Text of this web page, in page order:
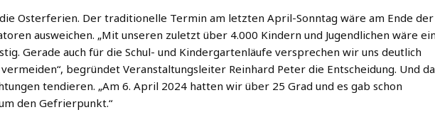
Osterferien. Der traditionelle Termin am letzten April-Sonntag wäre am Ende der
ausweichen. „Mit unseren zuletzt über 4.000 Kindern und Jugendlichen wäre
Gerade auch für die Schul- und Kindergartenläufe versprechen wir uns deutlich
begründet Veranstaltungsleiter Reinhard Peter die Entscheidung. Und
tendieren. „Am 6. April 2024 hatten wir über 25 Grad und es gab schon
den Gefrierpunkt.“